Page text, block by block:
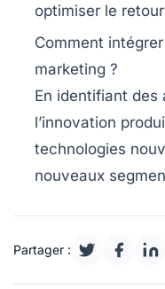
optimiser le
Comment
marketing ?
En identifiant des
l’innovation
technologies
nouveaux
Partager :